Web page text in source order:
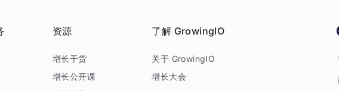
资源
增长干货
增长公开课
了解 GrowingIO
关于 GrowingIO
增长大会